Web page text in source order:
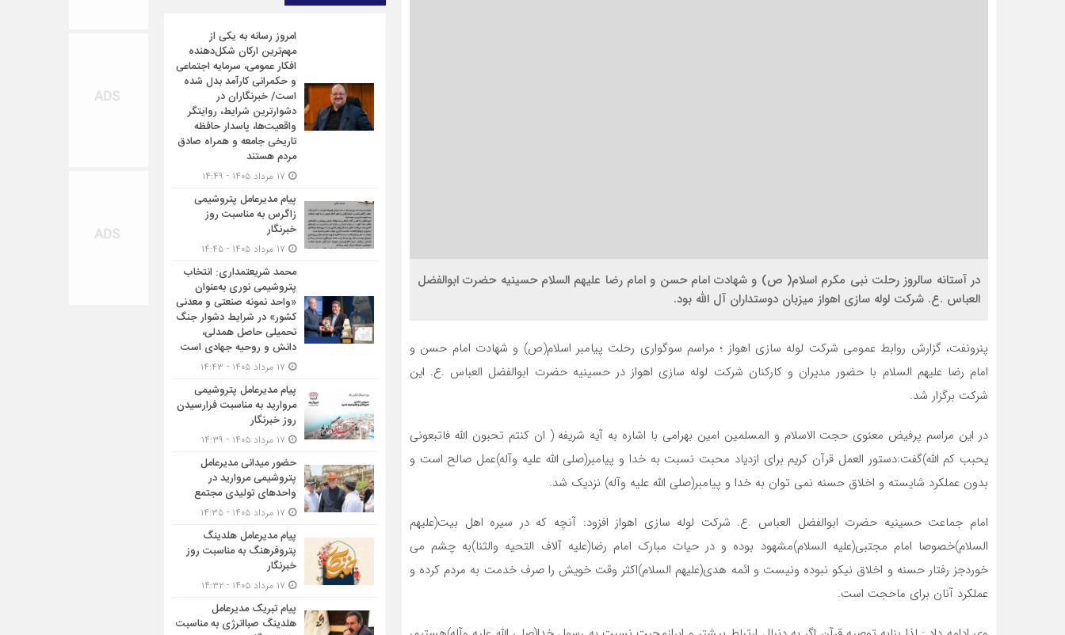
در آستانه سالروز رحلت نبی مکرم اسلام( ص) و شهادت امام حسن و امام رضا علیهم السلام حسینیه حضرت ابوالفضل
العباس .ع. شرکت لوله سازی اهواز میزبان دوستداران آل الله بود.
پنرونفت، گزارش روابط عمومی شرکت لوله سازی اهواز ؛ مراسم سوگواری رحلت پیامبر اسلام(ص) و شهادت امام حسن و
امام رضا علیهم السلام با حضور مدیران و کارکنان شرکت لوله سازی اهواز در حسینیه حضرت ابوالفضل العباس .ع. این
شرکت برگزار شد.
در این مراسم پرفیض معنوی حجت الاسلام و المسلمین امین بهرامی با اشاره به آیه شریفه ( ان کنتم تحبون الله فاتبعونی
یحبب کم الله)گفت:دستور العمل قرآن کریم برای ازدیاد محبت نسبت به خدا و پیامبر(صلی الله علیه وآله)عمل صالح است و
بدون عملکرد شایسته و اخلاق حسنه نمی توان به خدا و پیامبر(صلی الله علیه وآله) نزدیک شد.
امام جماعت حسینیه حضرت ابوالفضل العباس .ع. شرکت لوله سازی اهواز افزود: آنچه که در سیره اهل بیت(علیهم
السلام)خصوصا امام مجتبی(علیه السلام)مشهود بوده و در حیات مبارک امام رضا(علیه آلاف التحیه والثنا)به چشم می
خوردجز رفتار حسنه و اخلاق نیکو نبوده ونیست و ائمه هدی(علیهم السلام)اکثر وقت خویش را صرف خدمت به مردم کرده و
عملکرد آنان برای ماحجت است.
امروز رسانه به یکی از
مهم‌ترین ارکان شکل‌دهنده
افکار عمومی، سرمایه اجتماعی
و حکمرانی کارآمد بدل شده
است/ خبرنگاران در
دشوارترین شرایط، روایتگر
واقعیت‌ها، پاسدار حافظه
تاریخی جامعه و همراه صادق
مردم هستند
پیام مدیرعامل پتروشیمی
زاگرس به مناسبت روز
خبرنگار
محمد شریعتمداری: انتخاب
پتروشیمی نوری به‌عنوان
«واحد نمونه صنعتی و معدنی
کشور» در شرایط دشوار جنگ
تحمیلی حاصل همدلی،
دانش و روحیه جهادی است
پیام مدیرعامل پتروشیمی
مروارید به مناسبت فرارسیدن
روز خبرنگار
حضور میدانی مدیرعامل
پتروشیمی مروارید در
واحدهای تولیدی مجتمع
پیام مدیرعامل هلدینگ
پتروفرهنگ به مناسبت روز
خبرنگار
پیام تبریک مدیرعامل
هلدینگ صباانرژی به مناسبت